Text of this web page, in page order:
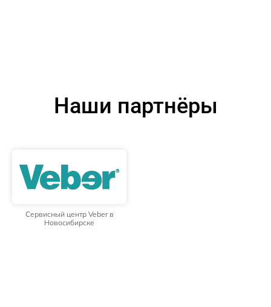
Наши партнёры
Сервисный центр Veber в
Новосибирске